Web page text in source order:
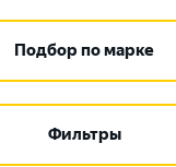
Подбор по марке
Фильтры